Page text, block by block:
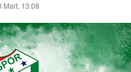
Mart, 13:08